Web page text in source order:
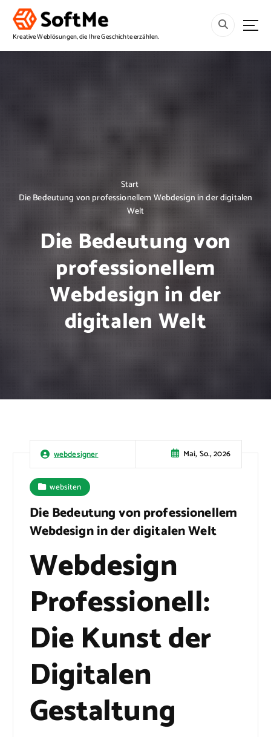
Kreative Weblösungen, die Ihre Geschichte erzählen.
Start
Die Bedeutung von professionellem Webdesign in der digitalen
Welt
Die Bedeutung von
professionellem
Webdesign in der
digitalen Welt
webdesigner Mai, So., 2026
websiten
Die Bedeutung von professionellem
Webdesign in der digitalen Welt
Webdesign
Professionell:
Die Kunst der
Digitalen
Gestaltung